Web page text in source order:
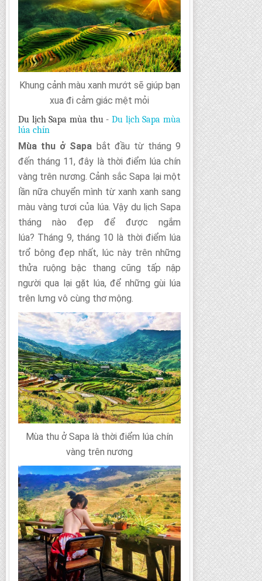
Khung cảnh màu xanh mướt sẽ giúp bạn
xua đi cảm giác mệt mỏi
Du lịch Sapa mùa thu - Du lịch Sapa mùa
lúa chín
Mùa thu ở Sapa bắt đầu từ tháng 9
đến tháng 11, đây là thời điểm lúa chín
vàng trên nương. Cảnh sắc Sapa lại một
lần nữa chuyển mình từ xanh xanh sang
màu vàng tươi của lúa. Vậy du lịch Sapa
tháng nào đẹp để được ngắm
lúa? Tháng 9, tháng 10 là thời điểm lúa
trổ bông đẹp nhất, lúc này trên những
thửa ruộng bậc thang cũng tấp nập
người qua lại gặt lúa, để những gùi lúa
trên lưng vô cùng thơ mộng.
Mùa thu ở Sapa là thời điểm lúa chín
vàng trên nương